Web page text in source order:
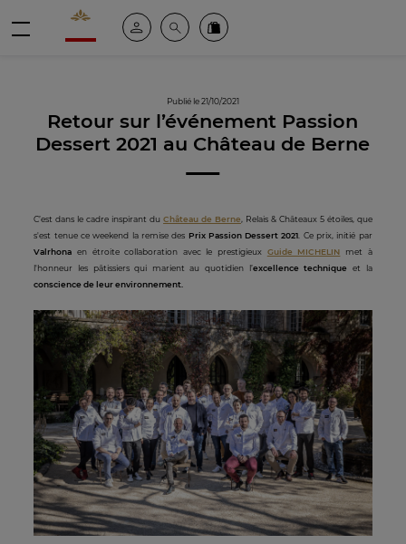
Valrhona - Imaginons le meilleur du chocolat
Espace clientRechercheCommandez en ligne
Publié le 21/10/2021
Retour sur l’événement Passion
Dessert 2021 au Château de Berne
C’est dans le cadre inspirant duChâteau de Berne , Relais & Châteaux 5 étoiles, que
s'est tenue ce weekend la remise des Prix Passion Dessert 2021 . Ce prix, initié par
Valrhona en étroite collaboration avec le prestigieux Guide MICHELIN met à
l'honneur les pâtissiers qui marient au quotidien l’excellence techniqueet la
conscience de leur environnement.